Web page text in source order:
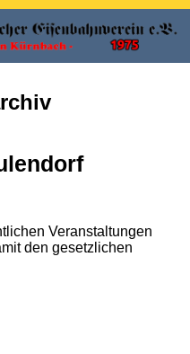
Veranstaltungen
den gesetzlichen